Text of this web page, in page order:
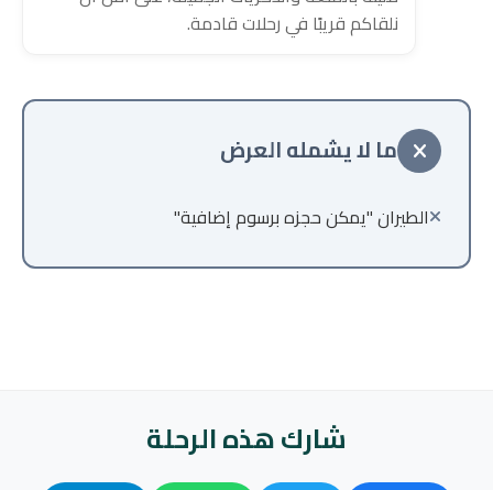
نلقاكم قريبًا في رحلات قادمة.
ما لا يشمله العرض
الطيران "يمكن حجزه برسوم إضافية"
شارك هذه الرحلة